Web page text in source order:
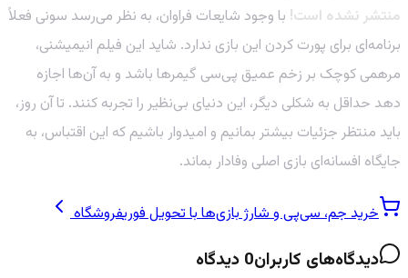
منتشر نشده است! با وجود شایعات فراوان، به نظر می‌رسد سونی فعلاً
برنامه‌ای برای پورت کردن این بازی ندارد. شاید این فیلم انیمیشنی،
مرهمی کوچک بر زخم عمیق پی‌سی گیمرها باشد و به آن‌ها اجازه
دهد حداقل به شکلی دیگر، این دنیای بی‌نظیر را تجربه کنند. تا آن روز،
باید منتظر جزئیات بیشتر بمانیم و امیدوار باشیم که این اقتباس، به
جایگاه افسانه‌ای بازی اصلی وفادار بماند.
خرید جم، سی‌پی و شارژ بازی‌ها با تحویل فوریفروشگاه
دیدگاه‌های کاربران0 دیدگاه